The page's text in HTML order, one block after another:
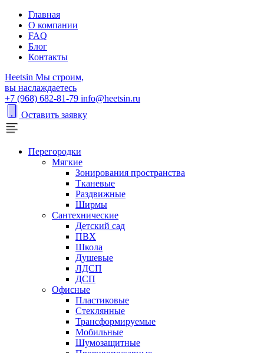
Главная
О компании
FAQ
Блог
Контакты
Heetsin Мы строим,
вы наслаждаетесь
+7 (968) 682-81-79 info@heetsin.ru
Оставить заявку
Перегородки
Мягкие
Зонирования пространства
Тканевые
Раздвижные
Ширмы
Сантехнические
Детский сад
ПВХ
Школа
Душевые
ЛДСП
ДСП
Офисные
Пластиковые
Стеклянные
Трансформируемые
Мобильные
Шумозащитные